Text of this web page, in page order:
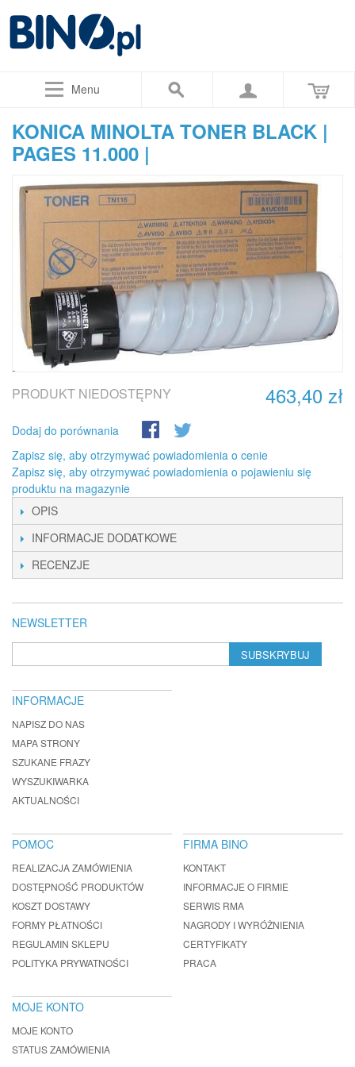
Menu
KONICA MINOLTA TONER BLACK |
PAGES 11.000 |
463,40 zł
PRODUKT NIEDOSTĘPNY
Dodaj do porównania
Zapisz się, aby otrzymywać powiadomienia o cenie
Zapisz się, aby otrzymywać powiadomienia o pojawieniu się
produktu na magazynie
OPIS
INFORMACJE DODATKOWE
RECENZJE
NEWSLETTER
SUBSKRYBUJ
INFORMACJE
NAPISZ DO NAS
MAPA STRONY
SZUKANE FRAZY
WYSZUKIWARKA
AKTUALNOŚCI
POMOC
REALIZACJA ZAMÓWIENIA
DOSTĘPNOŚĆ PRODUKTÓW
KOSZT DOSTAWY
FORMY PŁATNOŚCI
REGULAMIN SKLEPU
POLITYKA PRYWATNOŚCI
FIRMA BINO
KONTAKT
INFORMACJE O FIRMIE
SERWIS RMA
NAGRODY I WYRÓŻNIENIA
CERTYFIKATY
PRACA
MOJE KONTO
MOJE KONTO
STATUS ZAMÓWIENIA